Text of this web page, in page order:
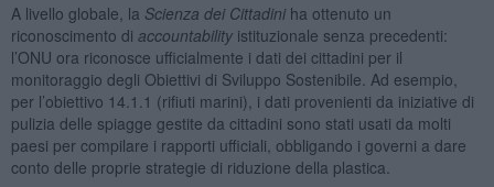
A livello globale, la Scienza dei Cittadiniha ottenuto un
riconoscimento di accountabilityistituzionale senza precedenti:
l’ONU ora riconosce ufficialmente i dati dei cittadini per il
monitoraggio degli Obiettivi di Sviluppo Sostenibile. Ad esempio,
per l’obiettivo 14.1.1 (rifiuti marini), i dati provenienti da iniziative di
pulizia delle spiagge gestite da cittadini sono stati usati da molti
paesi per compilare i rapporti ufficiali, obbligando i governi a dare
conto delle proprie strategie di riduzione della plastica.